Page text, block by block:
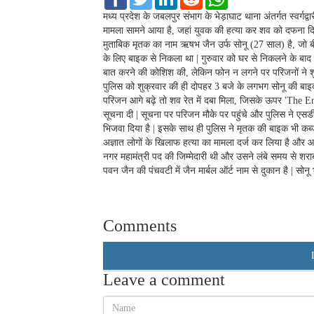
c
e
o
o
k
i
t
e
r
n
k
d
I
n
d
d
t
a
t
s
A
p
p
मध्य प्रदेश के जबलपुर संभाग के भेड़ाघाट थाना अंतर्गत
मामला सामने आया है, जहां युवक की हत्या कर शव को दफना
मुताबिक मृतक का नाम ऋषभ जैन उर्फ सोनू (27 साल) है, जो
के लिए बाइक से निकला था | गुरुवार को घर से निकलने के बाद
बात करने की कोशिश की, लेकिन फोन न लगने पर परिजनों ने
पुलिस को शुक्रवार की ही दोपहर 3 बजे के लगभग सोनू की
परिजन आगे बढ़े तो शव रेत में दबा मिला, जिसके ऊपर 'The
सूचना दी | सूचना पर परिजन मौके पर पहुंचे और पुलिस ने
भिजवा दिया है | इसके साथ ही पुलिस ने मृतक की बाइक
अज्ञात लोगों के खिलाफ हत्या का मामला दर्ज कर लिया है
नगर महामंत्री पद की जिम्मेदारी थी और उसने लंबे समय से
पवन जैन की पंचवटी में जैन मार्बल ऑर्ट नाम से दुकान है | सोनू
Comments
Leave a comment